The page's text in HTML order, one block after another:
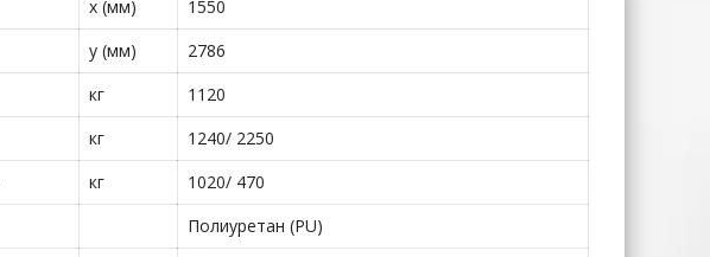
x (мм)
1550
y (мм) 2786
кг
1120
кг
1240/ 2250
кг 1020/ 470
Полиуретан (PU)